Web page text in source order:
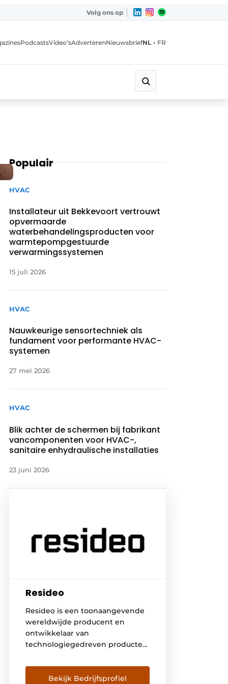
Volg ons op
PodcastsVideo’sAdverterenNieuwsbriefNL • FR
Populair
HVAC
Installateur uit Bekkevoort vertrouwt
opvermaarde
waterbehandelingsproducten voor
warmtepompgestuurde
verwarmingssystemen
15 juli 2026
HVAC
Nauwkeurige sensortechniek als
fundament voor performante HVAC-
systemen
27 mei 2026
HVAC
Blik achter de schermen bij fabrikant
vancomponenten voor HVAC-,
sanitaire enhydraulische installaties
23 juni 2026
Resideo
Resideo is een toonaangevende
wereldwijde producent en
ontwikkelaar van
technologiegedreven producten
voor kritisch comfort,
energiebeheer en veiligheids-
Bekijk Bedrijfsprofiel